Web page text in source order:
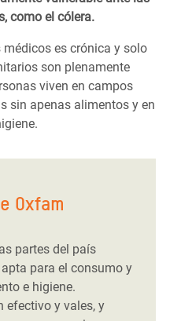
como el cólera.
es crónica y solo
son plenamente
viven en campos
sin apenas alimentos y en
Oxfam
partes del país
para el consumo y
e higiene.
efectivo y vales, y